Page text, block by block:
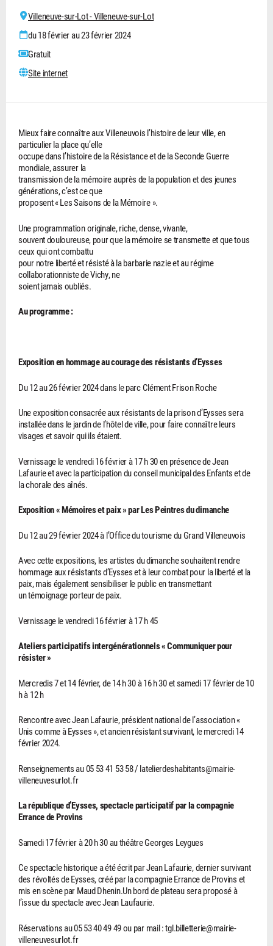
Villeneuve-sur-Lot - Villeneuve-sur-Lot
du 18 février au 23 février 2024
Gratuit
Site internet
Mieux faire connaître aux Villeneuvois l’histoire de leur ville, en
particulier la place qu’elle
occupe dans l’histoire de la Résistance et de la Seconde Guerre
mondiale, assurer la
transmission de la mémoire auprès de la population et des jeunes
générations, c’est ce que
proposent « Les Saisons de la Mémoire ».
Une programmation originale, riche, dense, vivante,
souvent douloureuse, pour que la mémoire se transmette et que tous
ceux qui ont combattu
pour notre liberté et résisté à la barbarie nazie et au régime
collaborationniste de Vichy, ne
soient jamais oubliés.
Au programme :
Exposition en hommage au courage des résistants d’Eysses
Du 12 au 26 février 2024 dans le parc Clément Frison Roche
Une exposition consacrée aux résistants de la prison d’Eysses sera
installée dans le jardin de l’hôtel de ville, pour faire connaître leurs
visages et savoir qui ils étaient.
Vernissage le vendredi 16 février à 17 h 30 en présence de Jean
Lafaurie et avec la participation du conseil municipal des Enfants et de
la chorale des aînés.
Exposition « Mémoires et paix » par Les Peintres du dimanche
Du 12 au 29 février 2024 à l’Office du tourisme du Grand Villeneuvois
Avec cette expositions, les artistes du dimanche souhaitent rendre
hommage aux résistants d’Eysses et à leur combat pour la liberté et la
paix, mais également sensibiliser le public en transmettant
un témoignage porteur de paix.
Vernissage le vendredi 16 février à 17 h 45
Ateliers participatifs intergénérationnels « Communiquer pour
résister »
Mercredis 7 et 14 février, de 14 h 30 à 16 h 30 et samedi 17 février de 10
h à 12 h
Rencontre avec Jean Lafaurie, président national de l’association «
Unis comme à Eysses », et ancien résistant survivant, le mercredi 14
février 2024.
Renseignements au 05 53 41 53 58 / latelierdeshabitants@mairie-
villeneuvesurlot.fr
La république d’Eysses, spectacle participatif par la compagnie
Errance de Provins
Samedi 17 février à 20 h 30 au théâtre Georges Leygues
Ce spectacle historique a été écrit par Jean Lafaurie, dernier survivant
des révoltés de Eysses, créé par la compagnie Errance de Provins et
mis en scène par Maud Dhenin.Un bord de plateau sera proposé à
l’issue du spectacle avec Jean Laufaurie.
Réservations au 05 53 40 49 49 ou par mail : tgl.billetterie@mairie-
villeneuvesurlot.fr